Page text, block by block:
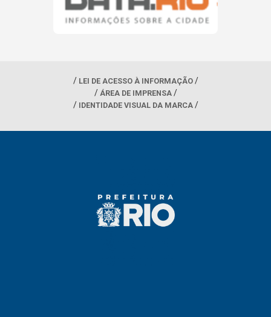
LEI DE ACESSO À INFORMAÇÃO
ÁREA DE IMPRENSA
IDENTIDADE VISUAL DA MARCA